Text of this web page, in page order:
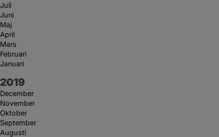
Juli
Juni
Maj
April
Mars
Februari
Januari
År:
2019
December
November
Oktober
September
Augusti